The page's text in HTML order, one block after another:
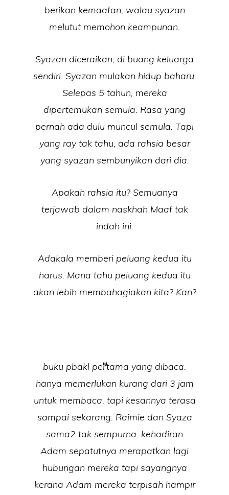
berikan kemaafan, walau syazan
melutut memohon keampunan.
Syazan diceraikan, di buang keluarga
sendiri. Syazan mulakan hidup baharu.
Selepas 5 tahun, mereka
dipertemukan semula. Rasa yang
pernah ada dulu muncul semula. Tapi
yang ray tak tahu, ada rahsia besar
yang syazan sembunyikan dari dia.
Apakah rahsia itu? Semuanya
terjawab dalam naskhah Maaf tak
indah ini.
Adakala memberi peluang kedua itu
harus. Mana tahu peluang kedua itu
akan lebih membahagiakan kita? Kan?
buku pbakl pertama yang dibaca.
hanya memerlukan kurang dari 3 jam
untuk membaca. tapi kesannya terasa
sampai sekarang. Raimie dan Syaza
sama2 tak sempurna. kehadiran
Adam sepatutnya merapatkan lagi
hubungan mereka tapi sayangnya
kerana Adam mereka terpisah hampir